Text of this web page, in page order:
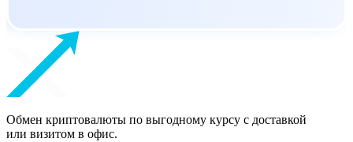
Обмен криптовалюты по выгодному курсу с доставкой
или визитом в офис.